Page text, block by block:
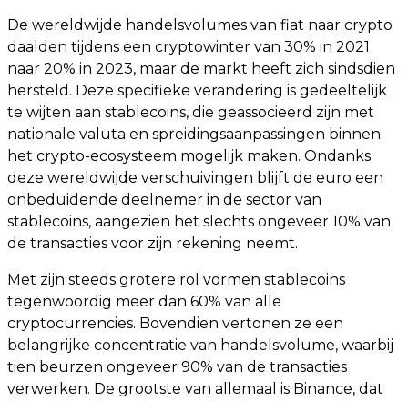
De wereldwijde handelsvolumes van fiat naar crypto
daalden tijdens een cryptowinter van 30% in 2021
naar 20% in 2023, maar de markt heeft zich sindsdien
hersteld. Deze specifieke verandering is gedeeltelijk
te wijten aan stablecoins, die geassocieerd zijn met
nationale valuta en spreidingsaanpassingen binnen
het crypto-ecosysteem mogelijk maken. Ondanks
deze wereldwijde verschuivingen blijft de euro een
onbeduidende deelnemer in de sector van
stablecoins, aangezien het slechts ongeveer 10% van
de transacties voor zijn rekening neemt.
Met zijn steeds grotere rol vormen stablecoins
tegenwoordig meer dan 60% van alle
cryptocurrencies. Bovendien vertonen ze een
belangrijke concentratie van handelsvolume, waarbij
tien beurzen ongeveer 90% van de transacties
verwerken. De grootste van allemaal is Binance, dat